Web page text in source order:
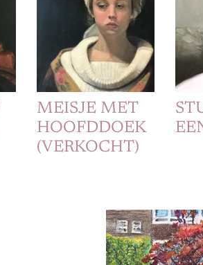
MEISJE MET
HOOFDDOEK
(VERKOCHT)